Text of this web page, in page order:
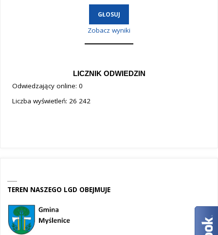
Zobacz wyniki
LICZNIK ODWIEDZIN
Odwiedzający online: 0
Liczba wyświetleń: 26 242
TEREN NASZEGO LGD OBEJMUJE